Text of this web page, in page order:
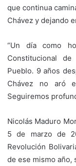
que continua
Chávez y dejando
“Un día como
Constitucional
Pueblo. 9 años
Chávez no aró
Seguiremos
Nicolás Maduro
5 de marzo de
Revolución
de ese mismo